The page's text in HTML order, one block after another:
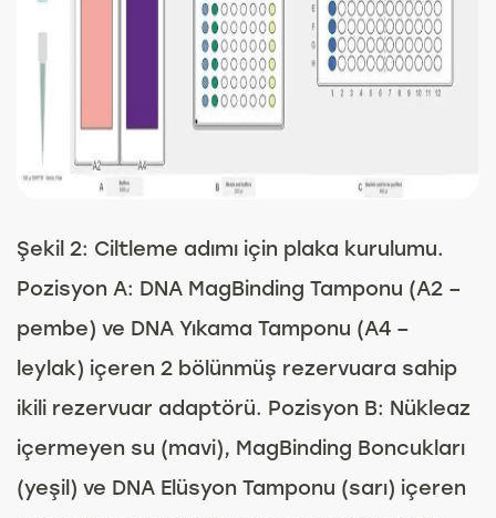
Şekil 2: Ciltleme adımı için plaka kurulumu.
Pozisyon A: DNA MagBinding Tamponu (A2 –
pembe) ve DNA Yıkama Tamponu (A4 –
leylak) içeren 2 bölünmüş rezervuara sahip
ikili rezervuar adaptörü. Pozisyon B: Nükleaz
içermeyen su (mavi), MagBinding Boncukları
(yeşil) ve DNA Elüsyon Tamponu (sarı) içeren